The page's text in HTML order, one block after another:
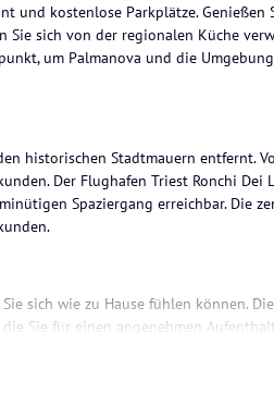
und kostenlose Parkplätze. Genießen
Sie sich von der regionalen Küche
um Palmanova und die
historischen Stadtmauern entfernt.
Der Flughafen Triest Ronchi Dei
Spaziergang erreichbar. Die
sich wie zu Hause fühlen können.
Sie für einen angenehmen